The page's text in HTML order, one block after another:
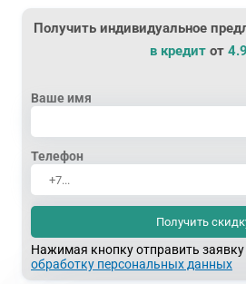
Получить индивидуальное
в кредитот
Ваше имя
Телефон
Получить
Нажимая кнопку отправить
обработку персональных данных